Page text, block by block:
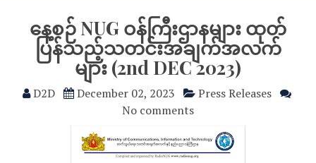
နေ့စဉ် NUG ဝန်ကြီးဌာနများ ထုတ်
ပြန်သည့်သတင်းအချက်အလက်
များ (2nd DEC 2023)
D2D December 02, 2023
Press Releases
No comments